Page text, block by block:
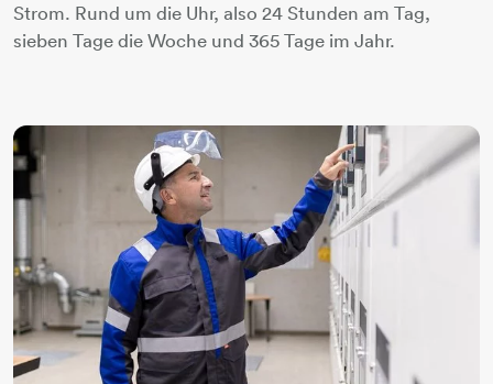
Strom. Rund um die Uhr, also 24 Stunden am Tag,
sieben Tage die Woche und 365 Tage im Jahr.